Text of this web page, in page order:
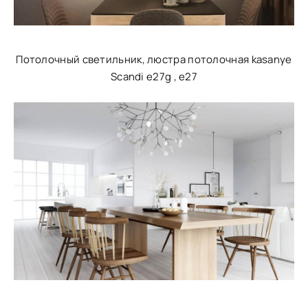
Потолочный светильник, люстра потолочная kasanye
Scandi e27g , e27